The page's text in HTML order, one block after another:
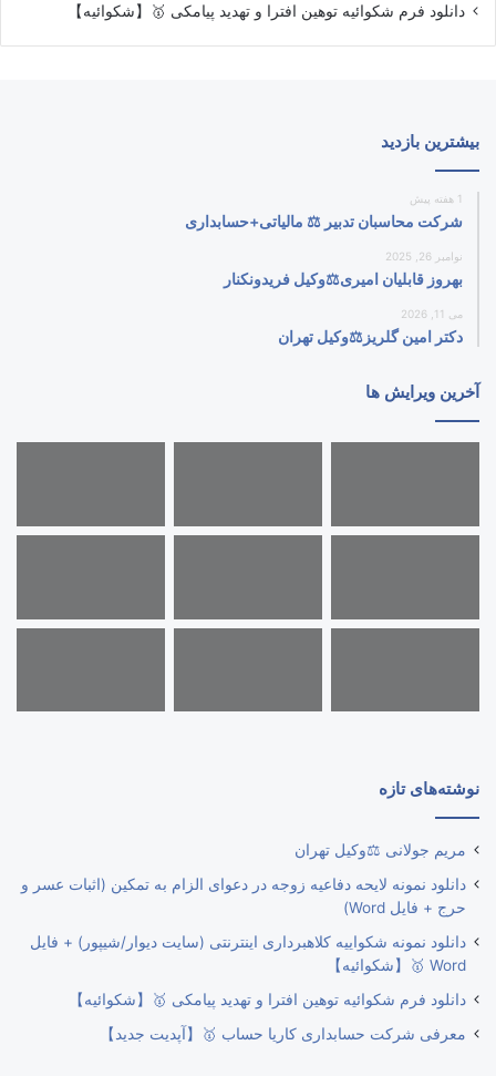
دانلود فرم شکوائیه توهین افترا و تهدید پیامکی 🥇【شکوائیه】
بیشترین بازدید
1 هفته پیش
شرکت محاسبان تدبیر ⚖️ مالیاتی+حسابداری
نوامبر 26, 2025
بهروز قابلیان امیری⚖️وکیل فریدونکنار
می 11, 2026
دکتر امین گلریز⚖️وکیل تهران
آخرین ویرایش ها
نوشته‌های تازه
مریم جولانی ⚖️وکیل تهران
دانلود نمونه لایحه دفاعیه زوجه در دعوای الزام به تمکین (اثبات عسر و
حرج + فایل Word)
دانلود نمونه شکواییه کلاهبرداری اینترنتی (سایت دیوار/شیپور) + فایل
Word 🥇【شکوائیه】
دانلود فرم شکوائیه توهین افترا و تهدید پیامکی 🥇【شکوائیه】
معرفی شرکت حسابداری کاریا حساب 🥇【آپدیت جدید】